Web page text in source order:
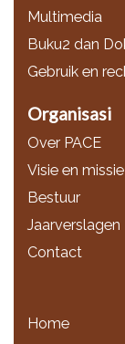
Multimedia
Buku2 dan
Gebruik en
Organisasi
Over PACE
Visie en missie
Bestuur
Jaarverslagen
Contact
Home